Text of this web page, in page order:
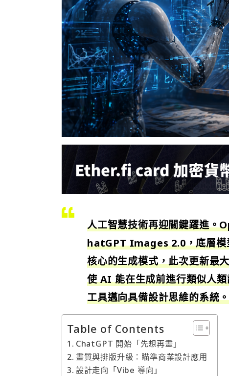
人工智慧技術再迎關鍵躍進。
hatGPT Images 2.0，底層
核心的生成模式，此次更新最
使 AI 能在生成前進行類似人
工具邁向具備設計思維的系統。
Table of Contents
ChatGPT 開始「先想再畫」
畫質與排版升級：瞄準商業設計應用
設計走向「Vibe 導向」